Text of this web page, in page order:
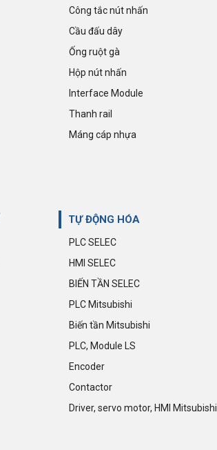
Công tắc nút nhấn
Cầu đấu dây
Ống ruột gà
Hộp nút nhấn
Interface Module
Thanh rail
Máng cáp nhựa
TỰ ĐỘNG HÓA
PLC SELEC
HMI SELEC
BIẾN TẦN SELEC
PLC Mitsubishi
Biến tần Mitsubishi
PLC, Module LS
Encoder
Contactor
Driver, servo motor, HMI Mitsubishi